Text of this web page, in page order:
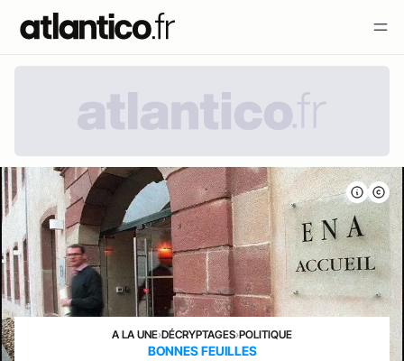
A LA UNE›DÉCRYPTAGES›POLITIQUE
BONNES FEUILLES